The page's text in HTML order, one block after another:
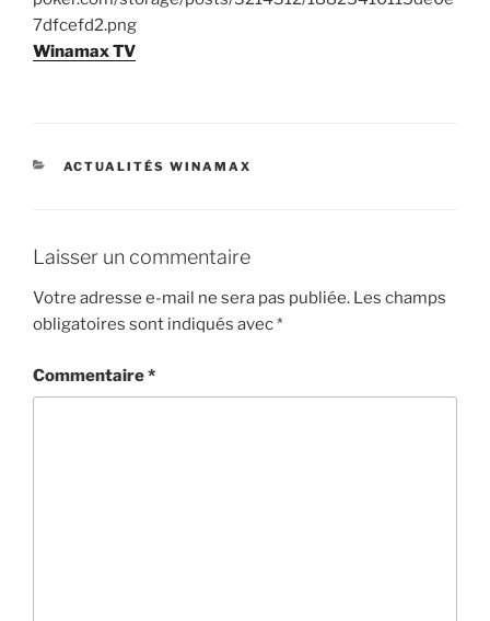
Winamax TV
CATÉGORIES
ACTUALITÉS WINAMAX
Laisser un commentaire
Votre adresse e-mail ne sera pas publiée. Les champs
obligatoires sont indiqués avec*
Commentaire*